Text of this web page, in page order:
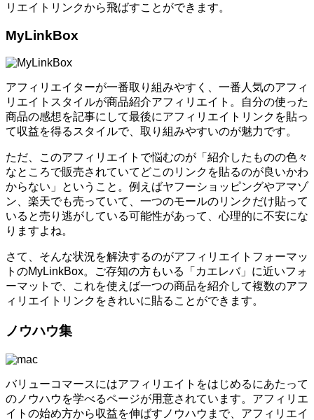
リエイトリンクから飛ばすことができます。
MyLinkBox
アフィリエイターが一番取り組みやすく、一番人気のアフィ
リエイトスタイルが商品紹介アフィリエイト。自分の使った
商品の感想を記事にして最後にアフィリエイトリンクを貼っ
て収益を得るスタイルで、取り組みやすいのが魅力です。
ただ、このアフィリエイトで悩むのが「紹介したものの色々
なところで販売されていてどこのリンクを貼るのが良いかわ
からない」ということ。例えばヤフーショッピングやアマゾ
ン、楽天でも売っていて、一つのモールのリンクだけ貼って
いると売り逃がしている可能性があって、心理的に不安にな
りますよね。
さて、そんな状況を解決するのがアフィリエイトフォーマッ
トのMyLinkBox。ご存知の方もいる「カエレバ」に近いフォ
ーマットで、これを使えば一つの商品を紹介して複数のアフ
ィリエイトリンクをきれいに貼ることができます。
ノウハウ集
バリューコマースにはアフィリエイトをはじめるにあたって
のノウハウを学べるページが用意されています。アフィリエ
イトの始め方から収益を伸ばすノウハウまで、アフィリエイ